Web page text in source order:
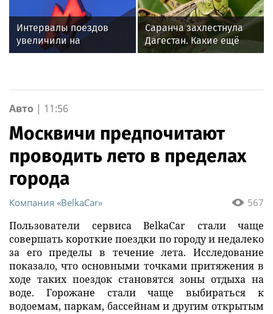
Интервалы поездов
увеличили на
фиолетовой ветке в
Саранча захлестнула
Дагестан. Какие ещё
регионы России под
Авто | 11:56
Москвичи предпочитают
проводить лето в пределах
города
567
Компания «BelkaCar»
Пользователи сервиса BelkaCar стали чаще
совершать короткие поездки по городу и недалеко
за его пределы в течение лета. Исследование
показало, что основными точками притяжения в
ходе таких поездок становятся зоны отдыха на
воде. Горожане стали чаще выбираться к
водоемам, паркам, бассейнам и другим открытым